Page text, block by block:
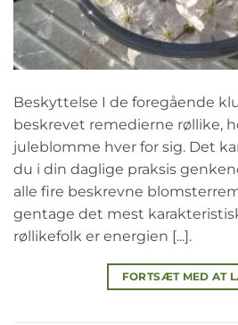
Beskyttelse I de foregående
beskrevet remedierne røllike,
juleblomme hver for sig. Det
du i din daglige praksis
alle fire beskrevne
gentage det mest
røllikefolk er energien [...].
FORTSÆT MED AT